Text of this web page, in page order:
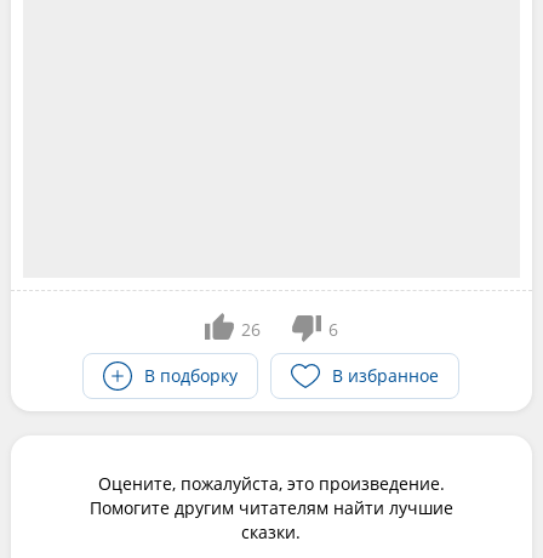
26
6
В подборку
В избранное
Оцените, пожалуйста, это произведение.
Помогите другим читателям найти лучшие
сказки.